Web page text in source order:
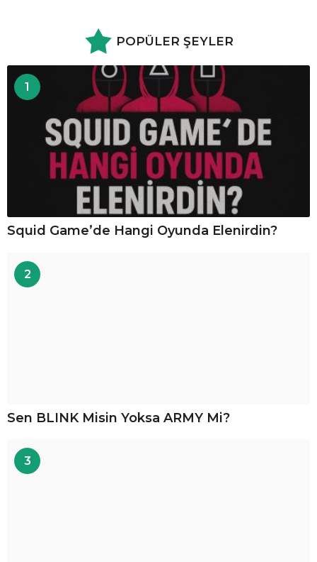
POPÜLER ŞEYLER
1
Squid Game’de Hangi Oyunda Elenirdin?
2
Sen BLINK Misin Yoksa ARMY Mi?
3